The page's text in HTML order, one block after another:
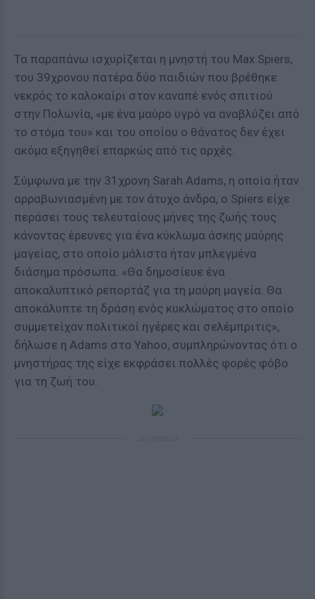
Τα παραπάνω ισχυρίζεται η μνηστή του Max Spiers,
του 39χρονου πατέρα δύο παιδιών που βρέθηκε
νεκρός το καλοκαίρι στον καναπέ ενός σπιτιού
στην Πολωνία, «με ένα μαύρο υγρό να αναβλύζει από
το στόμα του» και του οποίου ο θάνατος δεν έχει
ακόμα εξηγηθεί επαρκώς από τις αρχές.
Σύμφωνα με την 31χρονη Sarah Adams, η οποία ήταν
αρραβωνιασμένη με τον άτυχο άνδρα, ο Spiers είχε
περάσει τους τελευταίους μήνες της ζωής τους
κάνοντας έρευνες για ένα κύκλωμα άσκης μαύρης
μαγείας, στο οποίο μάλιστα ήταν μπλεγμένα
διάσημα πρόσωπα. «Θα δημοσίευε ένα
αποκαλυπτικό ρεπορτάζ για τη μαύρη μαγεία. Θα
αποκάλυπτε τη δράση ενός κυκλώματος στο οποίο
συμμετείχαν πολιτικοί ηγέρες και σελέμπριτις»,
δήλωσε η Adams στο Yahoo, συμπληρώνοντας ότι ο
μνηστήρας της είχε εκφράσει πολλές φορές φόβο
για τη ζωή του.